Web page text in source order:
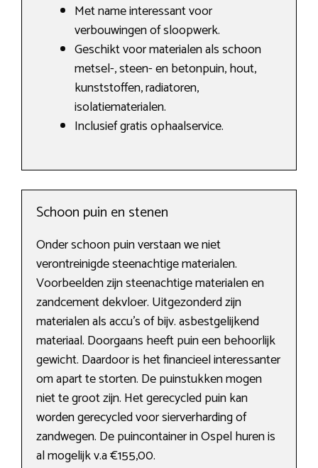
Met name interessant voor
verbouwingen of sloopwerk.
Geschikt voor materialen als schoon
metsel-, steen- en betonpuin, hout,
kunststoffen, radiatoren,
isolatiematerialen.
Inclusief gratis ophaalservice.
Schoon puin en stenen
Onder schoon puin verstaan we niet
verontreinigde steenachtige materialen.
Voorbeelden zijn steenachtige materialen en
zandcement dekvloer. Uitgezonderd zijn
materialen als accu’s of bijv. asbestgelijkend
materiaal. Doorgaans heeft puin een behoorlijk
gewicht. Daardoor is het financieel interessanter
om apart te storten. De puinstukken mogen
niet te groot zijn. Het gerecycled puin kan
worden gerecycled voor sierverharding of
zandwegen. De puincontainer in Ospel huren is
al mogelijk v.a €155,00.